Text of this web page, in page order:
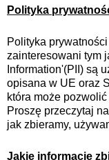
Polityka
Polityka
zainteresowani tym
Information'(PII) są
opisana w UE oraz
która może
Proszę przeczytaj
jak zbieramy,
Jakie informacje